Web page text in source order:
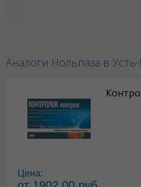
Аналоги Нольпаза в
Цена: